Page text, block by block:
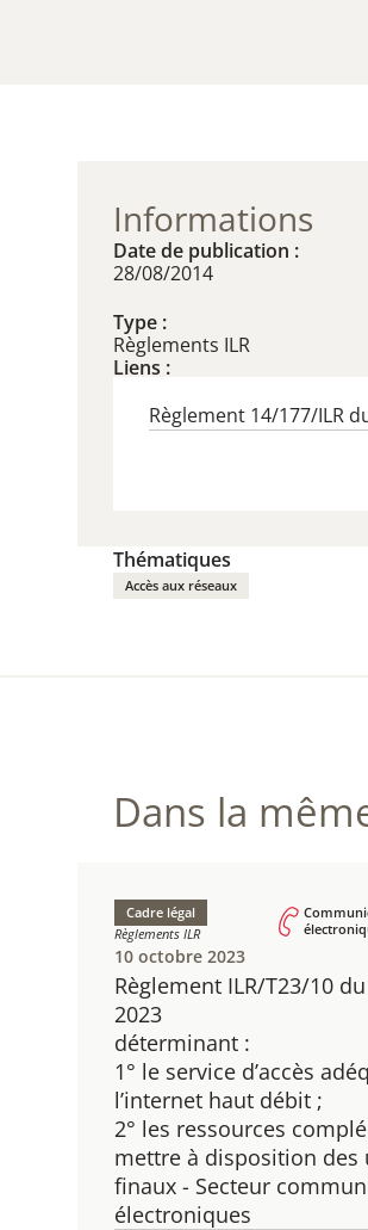
Informations
Date de publication :
28/08/2014
Type :
Règlements ILR
Liens :
Règlement 14/177/ILR
Thématiques
Accès aux réseaux
Dans la
Règlement ILR/T23/10
2023
déterminant :
1° le service d’accès
l’internet haut débit ;
2° les ressources
mettre à disposition des
finaux - Secteur
électroniques
Cadre légal
Règlements ILR
10 octobre 2023